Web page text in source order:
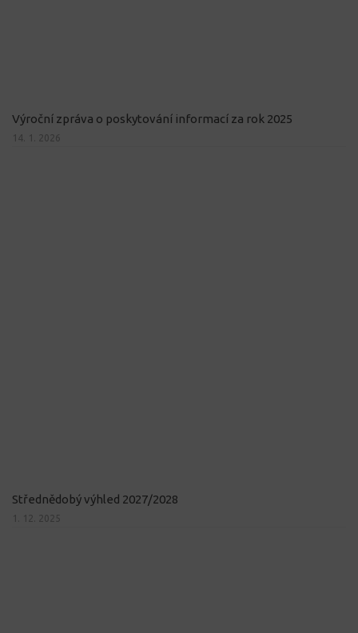
Výroční zpráva o poskytování informací za rok 2025
14. 1. 2026
Střednědobý výhled 2027/2028
1. 12. 2025